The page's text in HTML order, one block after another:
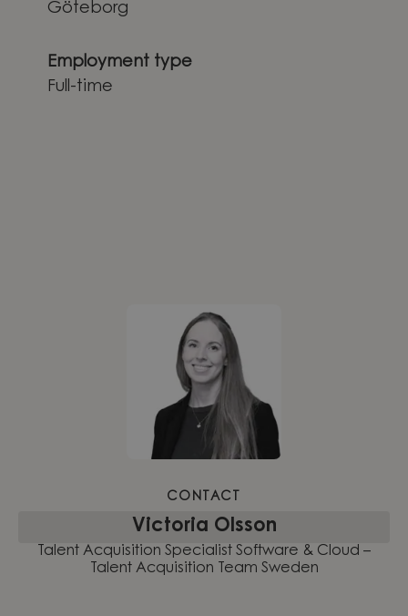
Göteborg
Employment type
Full-time
CONTACT
Victoria Olsson
Talent Acquisition Specialist Software & Cloud –
Talent Acquisition Team Sweden